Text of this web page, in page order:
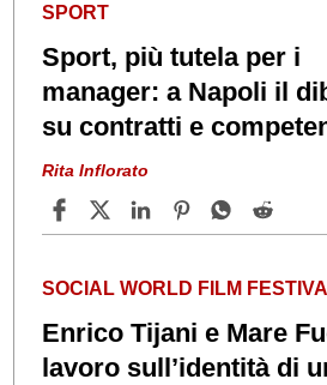
SPORT
Sport, più tutela per i
manager: a Napoli il
su contratti e
Rita Inflorato
SOCIAL WORLD FILM
Enrico Tijani e Mare
lavoro sull’identità di